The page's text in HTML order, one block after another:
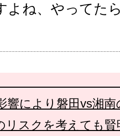
よね、やってた
響により磐田vs湘
リスクを考えても賢